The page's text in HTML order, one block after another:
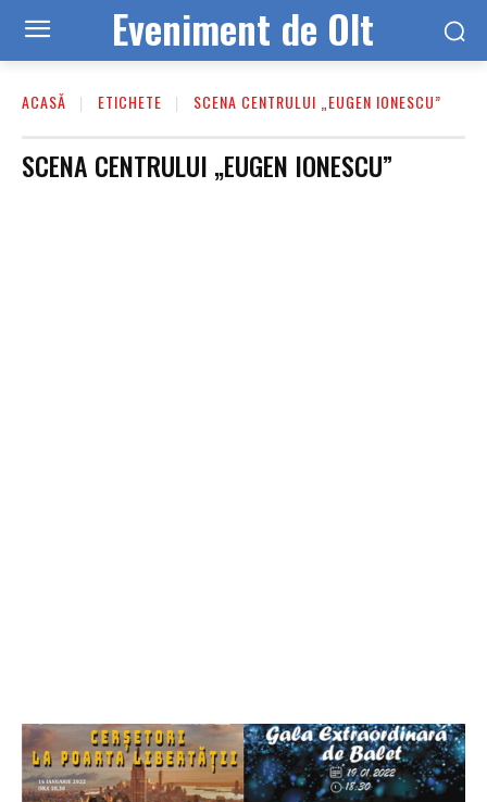
Eveniment de Olt
ACASĂ ETICHETE SCENA CENTRULUI „EUGEN IONESCU”
SCENA CENTRULUI „EUGEN IONESCU”